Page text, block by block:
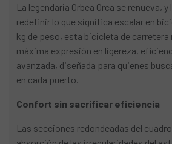
La legendaria Orbea Orca se renueva,
redefinir lo que significa escalar en
kg de peso, esta bicicleta de carretera
máxima expresión en ligereza,
avanzada, diseñada para quienes
en cada puerto.
Confort sin sacrificar eficiencia
Las secciones redondeadas del